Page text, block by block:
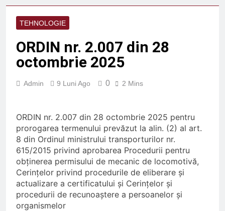
3 Săptămâni Ago
3 Săptămâni Ago
ORDIN nr. 670 din 9 iulie
2026
Rolul telecomenzii în
ROBEL MAȘINI ȘI SCULE
3 Luni Ago
Trenul push-pull cu două
niveluri al ÖBB
3 Luni Ago
ORDIN nr. 326 din 2 aprilie
2026
3 Luni Ago
TEHNOLOGIE
ORDIN nr. 2.007 din 28
octombrie 2025
Admin 9 Luni Ago 0 2 Mins
ORDIN nr. 2.007 din 28 octombrie 2025 pentru
prorogarea termenului prevăzut la alin. (2) al art.
8 din Ordinul ministrului transporturilor nr.
615/2015 privind aprobarea Procedurii pentru
obținerea permisului de mecanic de locomotivă,
Cerințelor privind procedurile de eliberare și
actualizare a certificatului și Cerințelor și
procedurii de recunoaștere a persoanelor și
organismelor